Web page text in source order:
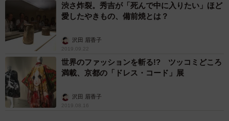
渋さ炸裂。秀吉が「死んで中に入りたい」ほど
愛したやきもの、備前焼とは？
沢田 眉香子
2019.09.22
世界のファッションを斬る!? ツッコミどころ
満載、京都の「ドレス・コード」展
沢田 眉香子
2019.08.16